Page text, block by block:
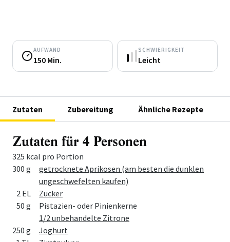
AUFWAND
150 Min.
SCHWIERIGKEIT
Leicht
Zutaten Zubereitung Ähnliche Rezepte
Zutaten für 4 Personen
325 kcal pro Portion
Menge
Zutat
300 g
getrocknete Aprikosen (am besten die dunklen
ungeschwefelten kaufen)
2 EL
Zucker
50 g
Pistazien- oder Pinienkerne
1/2 unbehandelte Zitrone
250 g
Joghurt